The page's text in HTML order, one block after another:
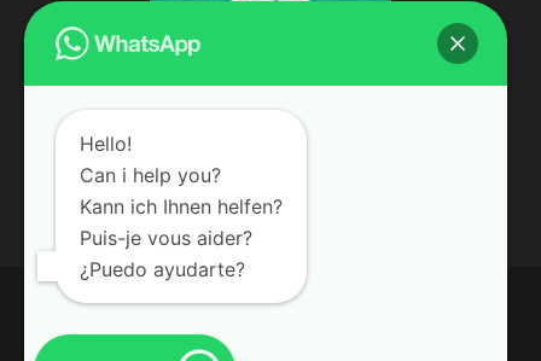
Hello!
Can i help you?
Kann ich Ihnen helfen?
Puis-je vous aider?
¿Puedo ayudarte?
Deutsch